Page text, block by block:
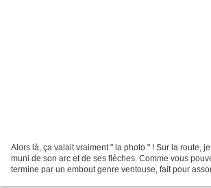
Alors là, ça valait vraiment " la photo " ! Sur la route,
muni de son arc et de ses flèches. Comme vous
termine par un embout genre ventouse, fait pour